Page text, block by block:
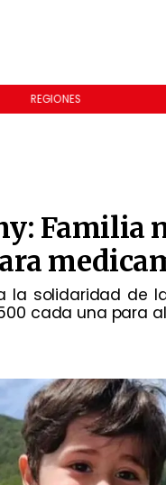
REGIONES
Familia
la solidaridad de
cada una para